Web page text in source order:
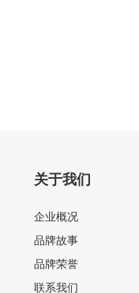
关于我们
企业概况
品牌故事
品牌荣誉
联系我们